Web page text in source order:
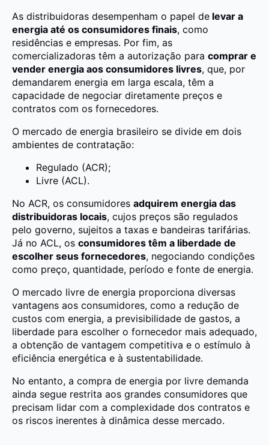
As distribuidoras desempenham o papel de levar a
energia até os consumidores finais, como
residências e empresas. Por fim, as
comercializadoras têm a autorização para comprar e
vender energia aos consumidores livres, que, por
demandarem energia em larga escala, têm a
capacidade de negociar diretamente preços e
contratos com os fornecedores.
O mercado de energia brasileiro se divide em dois
ambientes de contratação:
Regulado (ACR);
Livre (ACL).
No ACR, os consumidores adquirem energia das
distribuidoras locais, cujos preços são regulados
pelo governo, sujeitos a taxas e bandeiras tarifárias.
Já no ACL, os consumidores têm a liberdade de
escolher seus fornecedores, negociando condições
como preço, quantidade, período e fonte de energia.
O mercado livre de energia proporciona diversas
vantagens aos consumidores, como a redução de
custos com energia, a previsibilidade de gastos, a
liberdade para escolher o fornecedor mais adequado,
a obtenção de vantagem competitiva e o estímulo à
eficiência energética e à sustentabilidade.
No entanto, a compra de energia por livre demanda
ainda segue restrita aos grandes consumidores que
precisam lidar com a complexidade dos contratos e
os riscos inerentes à dinâmica desse mercado.